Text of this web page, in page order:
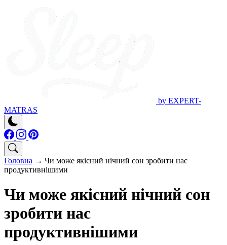
by EXPERT-
MATRAS
Головна → Чи може якісний нічний сон зробити нас
продуктивнішими
Чи може якісний нічний сон
зробити нас
продуктивнішими